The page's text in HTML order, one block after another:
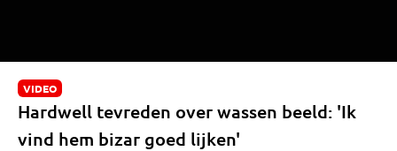
VIDEO
Hardwell tevreden over wassen beeld: 'Ik
vind hem bizar goed lijken'